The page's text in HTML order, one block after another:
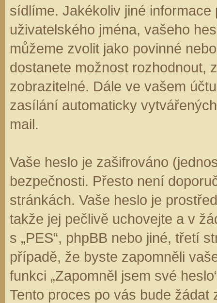
sídlíme. Jakékoliv jiné informace
uživatelského jména, vašeho
můžeme zvolit jako povinné
dostanete možnost rozhodnout,
zobrazitelné. Dále ve vašem
zasílání automaticky
mail.
Vaše heslo je zašifrováno
bezpečnosti. Přesto není
stránkách. Vaše heslo je
takže jej pečlivě uchovejte a v
s „PES“, phpBB nebo jiné, třetí
případě, že byste zapomněli
funkci „Zapomněl jsem své
Tento proces po vás bude